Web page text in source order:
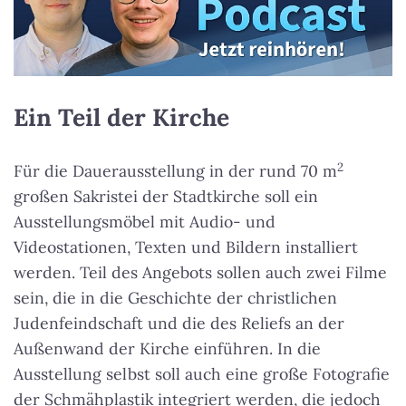
Ein Teil der Kirche
Für die Dauerausstellung in der rund 70 m2
großen Sakristei der Stadtkirche soll ein
Ausstellungsmöbel mit Audio- und
Videostationen, Texten und Bildern installiert
werden. Teil des Angebots sollen auch zwei Filme
sein, die in die Geschichte der christlichen
Judenfeindschaft und die des Reliefs an der
Außenwand der Kirche einführen. In die
Ausstellung selbst soll auch eine große Fotografie
der Schmähplastik integriert werden, die jedoch